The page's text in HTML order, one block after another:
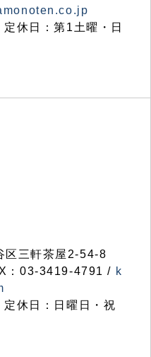
休日：第1土曜・日
三軒茶屋2-54-8
：03-3419-4791 / k
休日：日曜日・祝